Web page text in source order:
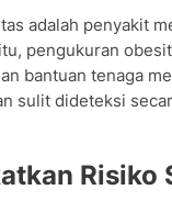
adalah penyakit
pengukuran
bantuan tenaga
sulit dideteksi
Risiko